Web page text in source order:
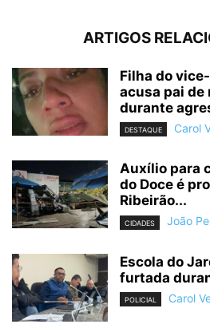
ARTIGOS
Filha do
acusa pai de
durante
DESTAQUE Carol
Auxílio para
do Doce é
Ribeirão...
CIDADES João
Escola do
furtada
POLICIAL Carol